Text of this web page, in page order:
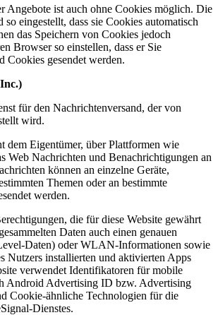
Angebote ist auch ohne Cookies möglich. Die
so eingestellt, dass sie Cookies automatisch
das Speichern von Cookies jedoch
Browser so einstellen, dass er Sie
Cookies gesendet werden.
für den Nachrichtenversand, der von
wird.
dem Eigentümer, über Plattformen wie
Web Nachrichten und Benachrichtigungen an
können an einzelne Geräte,
Themen oder an bestimmte
werden.
die für diese Website gewährt
Daten auch einen genauen
Daten) oder WLAN-Informationen sowie
Nutzers installierten und aktivierten Apps
verwendet Identifikatoren für mobile
Android Advertising ID bzw. Advertising
Cookie-ähnliche Technologien für die
Dienstes.